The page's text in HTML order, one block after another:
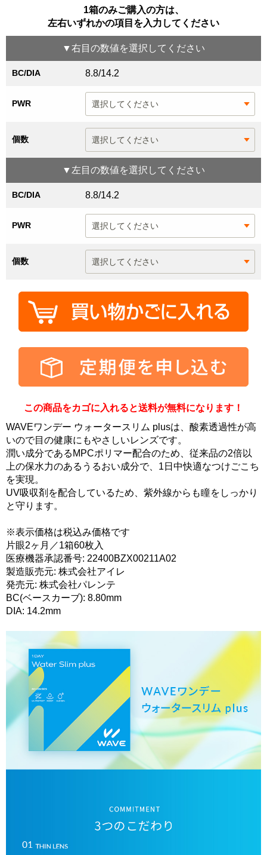
1箱のみご購入の方は、
左右いずれかの項目を入力してください
▼右目 の数値を選択してください
BC/DIA 8.8/14.2
PWR
個数
▼ 左目 の数値を選択してください
BC/DIA 8.8/14.2
PWR
個数
この商品をカゴに入れると送料が無料になります！
WAVEワンデー ウォータースリム plusは、酸素透過性が高
いので目の健康にもやさしいレンズです。
潤い成分であるMPCポリマー配合のため、従来品の2倍以
上の保水力のあるうるおい成分で、1日中快適なつけごこち
を実現。
UV吸収剤を配合しているため、紫外線からも瞳をしっかり
と守ります。
※表示価格は税込み価格です
片眼2ヶ月／1箱60枚入
医療機器承認番号: 22400BZX00211A02
製造販売元: 株式会社アイレ
発売元: 株式会社パレンテ
BC(ベースカーブ): 8.80mm
DIA: 14.2mm